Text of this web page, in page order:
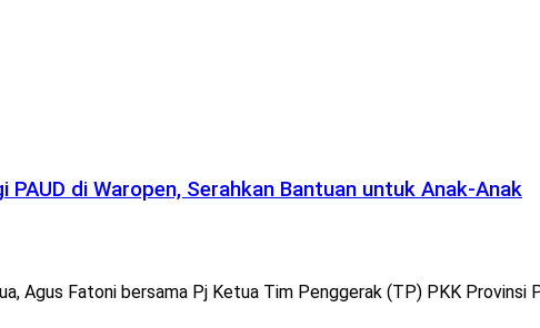
PAUD di Waropen, Serahkan Bantuan untuk Anak-Anak
Agus Fatoni bersama Pj Ketua Tim Penggerak (TP) PKK Provinsi